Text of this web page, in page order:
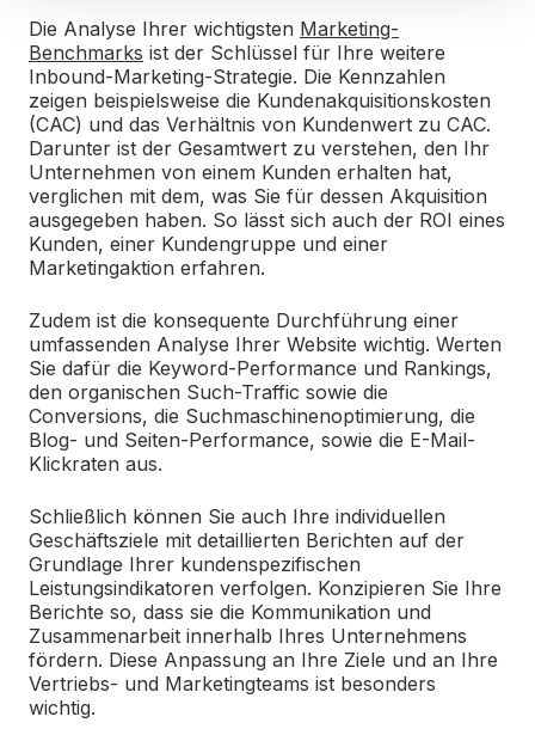
Die Analyse Ihrer wichtigsten Marketing-
Benchmarks ist der Schlüssel für Ihre weitere
Inbound-Marketing-Strategie. Die Kennzahlen
zeigen beispielsweise die Kundenakquisitionskosten
(CAC) und das Verhältnis von Kundenwert zu CAC.
Darunter ist der Gesamtwert zu verstehen, den Ihr
Unternehmen von einem Kunden erhalten hat,
verglichen mit dem, was Sie für dessen Akquisition
ausgegeben haben. So lässt sich auch der ROI eines
Kunden, einer Kundengruppe und einer
Marketingaktion erfahren.
Zudem ist die konsequente Durchführung einer
umfassenden Analyse Ihrer Website wichtig. Werten
Sie dafür die Keyword-Performance und Rankings,
den organischen Such-Traffic sowie die
Conversions, die Suchmaschinenoptimierung, die
Blog- und Seiten-Performance, sowie die E-Mail-
Klickraten aus.
Schließlich können Sie auch Ihre individuellen
Geschäftsziele mit detaillierten Berichten auf der
Grundlage Ihrer kundenspezifischen
Leistungsindikatoren verfolgen. Konzipieren Sie Ihre
Berichte so, dass sie die Kommunikation und
Zusammenarbeit innerhalb Ihres Unternehmens
fördern. Diese Anpassung an Ihre Ziele und an Ihre
Vertriebs- und Marketingteams ist besonders
wichtig.